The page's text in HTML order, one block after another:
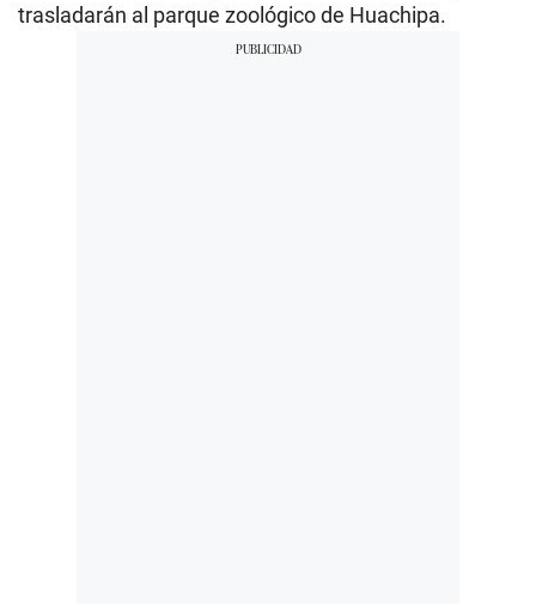
trasladarán al parque zoológico de Huachipa.